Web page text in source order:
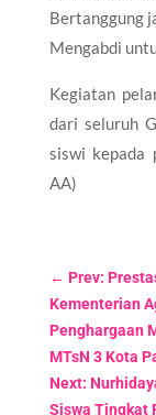
Bertanggung
Mengabdi
Kegiatan
dari seluruh
siswi kepada
AA)
← Prev:
Kementerian
Penghargaan
MTsN 3 Kota
Next:
Siswa Tingkat